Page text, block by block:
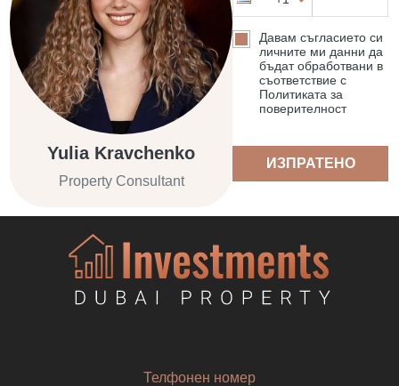
Yulia Kravchenko
Property Consultant
Давам съгласието си
личните ми данни да
бъдат обработвани в
съответствие с
Политиката за
поверителност
ИЗПРАТЕНО
Телфонен номер